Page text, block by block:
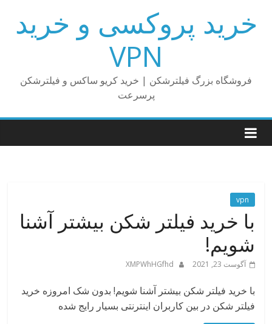
contentخرید پروکسی و خرید
VPN
فروشگاه بزرگ فیلترشکن | خرید کریو ساکس و فیلترشکن
پرسرعت
vpn
با خرید فیلتر شکن بیشتر آشنا
شویم!
آگوست 23, 2021 XMPWhHGfhd
با خرید فیلتر شکن بیشتر آشنا شویم! بدون شک امروزه خرید
فیلتر شکن در بین کاربران اینترنتی بسیار رایج شده